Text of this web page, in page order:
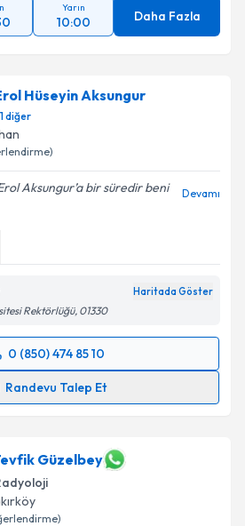
Yarın
10:00 Daha Fazla
Hüseyin Aksungur
1diğer
Aksungur’a bir süredir beni
Devamı
Haritada Göster
Rektörlüğü, 01330
0 (850) 474 85 10
Randevu Talep Et
Talebi
hazırlandığında e-posta ile
Güzelbey